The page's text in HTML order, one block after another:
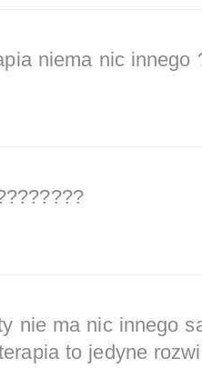
niema nic innego
nie ma nic innego
to jedyne